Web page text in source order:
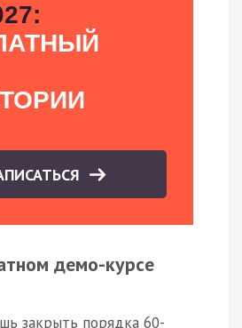
демо-курсе
закрыть порядка 60-